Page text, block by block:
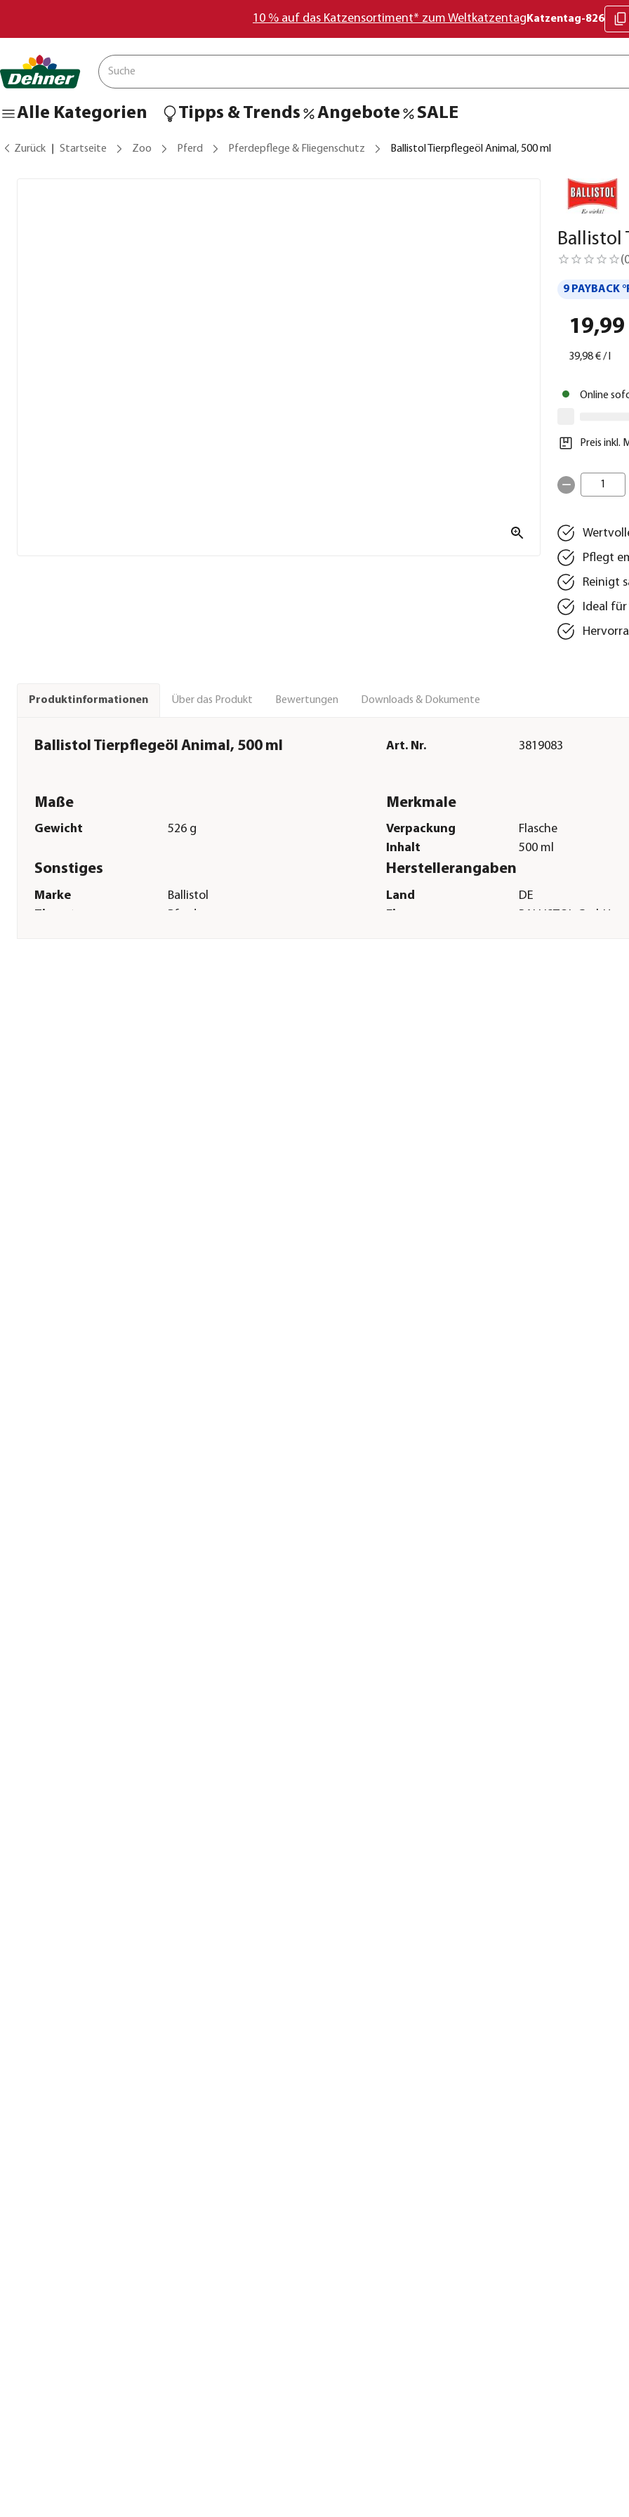
10 % auf das Katzensortiment* zum Weltkatzentag Katzentag-826
Alle Kategorien Tipps & Trends Angebote SALE
Zurück Startseite Zoo Pferd Pferdepflege & Fliegenschutz Ballistol Tierpflegeöl Animal, 500 ml
Ballistol
(
9 PAYBACK
19,99
39,98 €/
Online
Preis inkl.
1
Pflegt
Reinigt
Ideal
Produktinformationen Über das Produkt Bewertungen Downloads & Dokumente
Ballistol Tierpflegeöl Animal, 500 ml Art. Nr. 3819083
Maße
Gewicht 526 g
Merkmale
Verpackung
Flasche
Inhalt
500 ml
Sonstiges
Marke
Ballistol
Tierart
Pferde
Herstellerangaben
Land
DE
Firma
BALLISTOL GmbH